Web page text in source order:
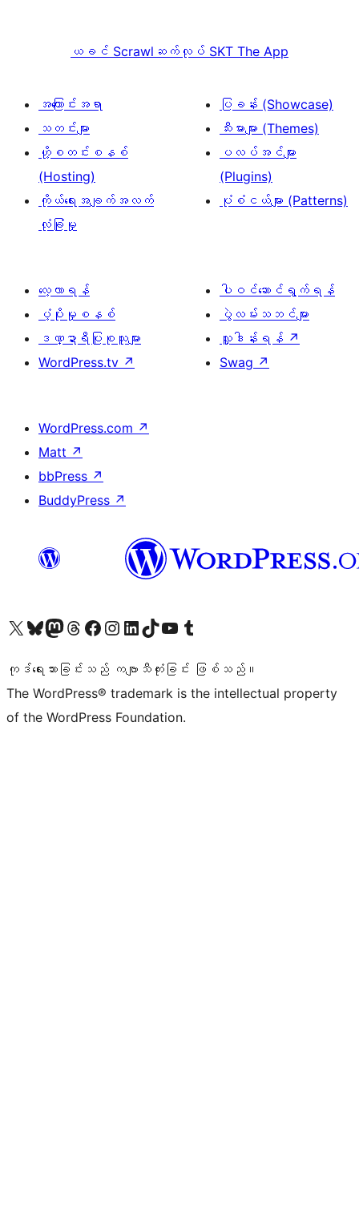
ယခင် Scrawl ဆက်လုပ် SKT The App
အကြောင်းအရာ
သတင်းများ
ဟို့စတင်းစနစ်
(Hosting)
ကိုယ်ရေးအချက်အလက်
လုံခြုံမှု
ပြခန်း (Showcase)
သီးမားများ (Themes)
ပလပ်အင်များ
(Plugins)
ပုံစံငယ်များ (Patterns)
လေ့လာရန်
ပံ့ပိုးမှုစနစ်
ဒဏ္ဍာရီပြုစုသူများ
WordPress.tv ↗
ပါဝင်ဆောင်ရွက်ရန်
ပွဲလမ်းသဘင်များ
လှူဒါန်းရန် ↗
Swag ↗
WordPress.com ↗
Matt ↗
bbPress ↗
BuddyPress ↗
ကျွန်ုပ်တို့၏ X (ယခင် Twitter) အကောင့်သို့ သွားရောက်ကြည့်ရှုပါကျွန်ုပ်တို့၏ Bluesky အကောင့်သို့ ဝင်ရောက်ကြည့်ရှုရန်
ကျွန်ုပ်တို့၏ Mastodon အကောင့်သို့ သွားရောက်ကြည့်ရှုပါကျွန်ုပ်တို့၏ Threads အကောင့်သို့ ဝင်ရောက်ကြည့်ရှုရန်
ကျွန်ုပ်တို့၏ Facebook စာမျက်နှာသို့ သွားရောက်ကြည့်ရှုပါကျွန်ုပ်တို့၏ Instagram အကောင့်သို့ သွားရောက်ကြည့်ရှုပါ ကျွန်ုပ်တို့၏ LinkedIn အကောင့်သို့ သွားရောက်ကြည့်ရှုပါကျွန်ုပ်တို့၏ TikTok အကောင့်သို့ ဝင်ရောက်ကြည့်ရှုရန်
ကျွန်ုပ်တို့၏ YouTube ချန်နယ်သို့ သွားရောက်ကြည့်ရှုပါ ကျွန်ုပ်တို့၏ Tumblr အကောင့်သို့ ဝင်ရောက်ကြည့်ရှုရန်
ကုဒ်ရေးသားခြင်းသည် ကဗျာသီကုံးခြင်း ဖြစ်သည်။
The WordPress® trademark is the intellectual property
of the WordPress Foundation.